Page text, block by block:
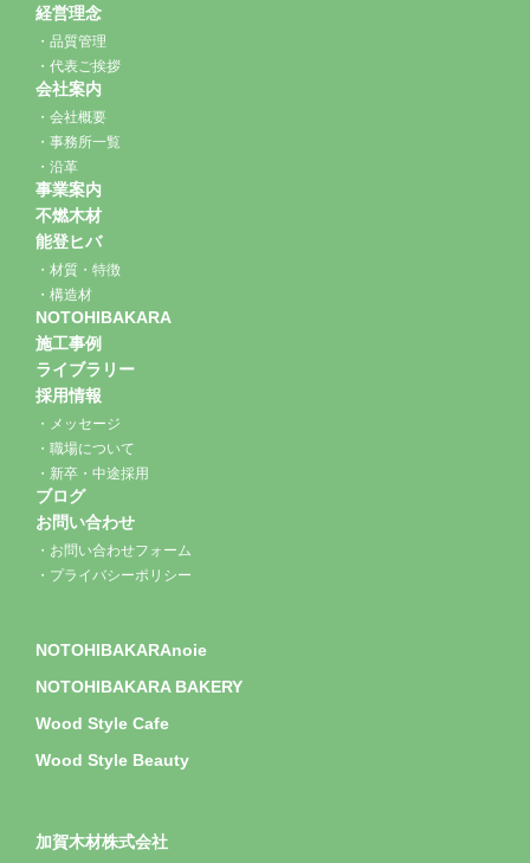
経営理念
品質管理
代表ご挨拶
会社案内
会社概要
事務所一覧
沿革
事業案内
不燃木材
能登ヒバ
材質・特徴
構造材
NOTOHIBAKARA
施工事例
ライブラリー
採用情報
メッセージ
職場について
新卒・中途採用
ブログ
お問い合わせ
お問い合わせフォーム
プライバシーポリシー
NOTOHIBAKARAnoie
NOTOHIBAKARA BAKERY
Wood Style Cafe
Wood Style Beauty
加賀木材株式会社